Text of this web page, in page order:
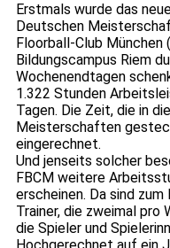
Erstmals wurde das
Deutschen
Floorball-Club München
Bildungscampus Riem
Wochenendtagen
1.322 Stunden
Tagen. Die Zeit, die in
Meisterschaften
eingerechnet.
Und jenseits solcher
FBCM weitere
erscheinen. Da sind
Trainer, die zweimal pro
die Spieler und